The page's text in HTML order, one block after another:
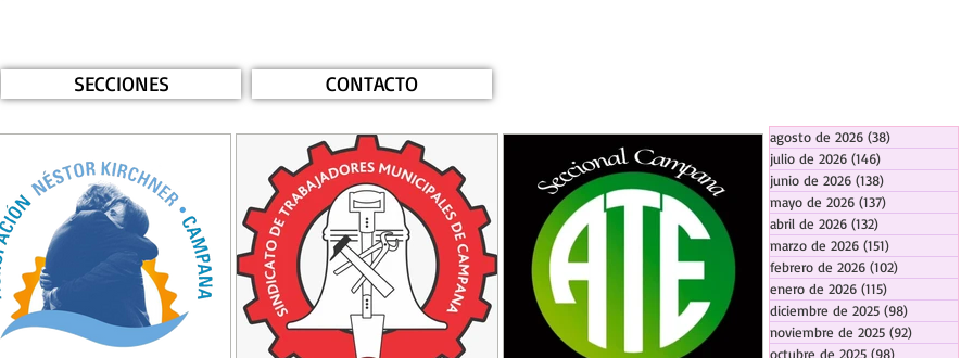
SECCIONES CONTACTO
agosto de 2026 (38)
julio de 2026 (146)
junio de 2026 (138)
mayo de 2026 (137)
abril de 2026 (132)
marzo de 2026 (151)
febrero de 2026 (102)
enero de 2026 (115)
diciembre de 2025 (98)
noviembre de 2025 (92)
octubre de 2025 (98)